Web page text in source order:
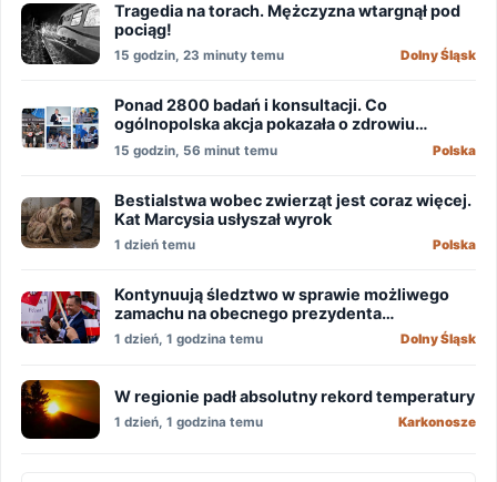
Tragedia na torach. Mężczyzna wtargnął pod
pociąg!
15 godzin, 23 minuty temu Dolny Śląsk
Ponad 2800 badań i konsultacji. Co
ogólnopolska akcja pokazała o zdrowiu
mężczyzn?
15 godzin, 56 minut temu Polska
Bestialstwa wobec zwierząt jest coraz więcej.
Kat Marcysia usłyszał wyrok
1 dzień temu Polska
Kontynuują śledztwo w sprawie możliwego
zamachu na obecnego prezydenta
Nawrockiego
1 dzień, 1 godzina temu Dolny Śląsk
W regionie padł absolutny rekord temperatury
1 dzień, 1 godzina temu Karkonosze